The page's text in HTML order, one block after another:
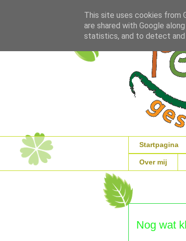
Startpagina
Over mij
Nog wat
This site uses cookies from
are shared with Google
statistics, and to detect and